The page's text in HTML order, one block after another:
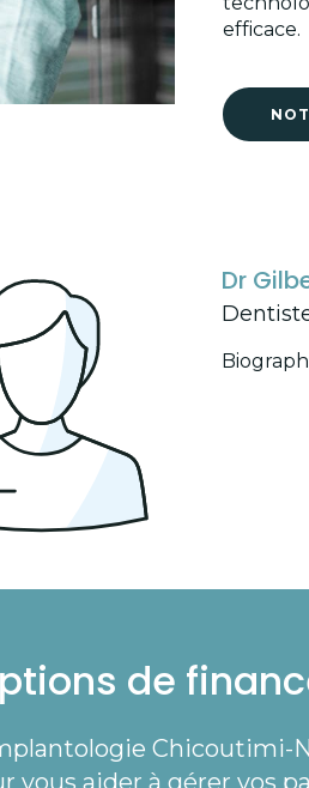
efficace.
Dr
de
Chicoutimi-
vous aider à gérer vos